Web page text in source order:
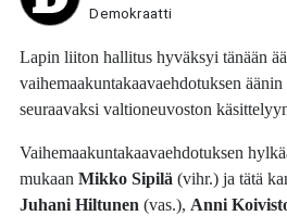
Demokraatti
Lapin liiton hallitus hyväksyi tänään
vaihemaakuntakaavaehdotuksen
seuraavaksi valtioneuvoston
Vaihemaakuntakaavaehdotuksen
mukaanMikko Sipilä (vihr.) ja tätä
Juhani Hiltunen (vas.),Anni